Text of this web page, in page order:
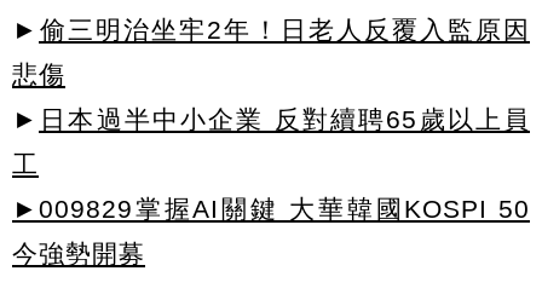
► 偷三明治坐牢2年！日老人反覆入監原因
悲傷
► 日本過半中小企業 反對續聘65歲以上員
工
►009829掌握AI關鍵 大華韓國KOSPI 50
今強勢開募